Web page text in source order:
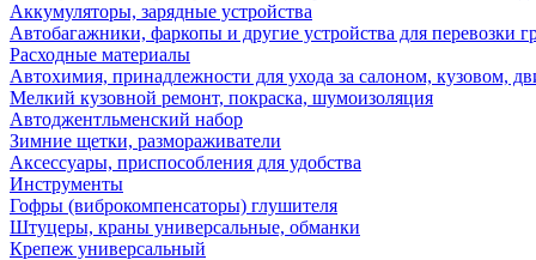
Аккумуляторы, зарядные устройства
Автобагажники, фаркопы и другие устройства для перевозки
Расходные материалы
Автохимия, принадлежности для ухода за салоном, кузовом,
Мелкий кузовной ремонт, покраска, шумоизоляция
Автоджентльменский набор
Зимние щетки, размораживатели
Аксессуары, приспособления для удобства
Инструменты
Гофры (виброкомпенсаторы) глушителя
Штуцеры, краны универсальные, обманки
Крепеж универсальный